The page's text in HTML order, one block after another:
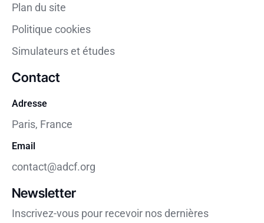
Plan du site
Politique cookies
Simulateurs et études
Contact
Adresse
Paris, France
Email
contact@adcf.org
Newsletter
Inscrivez-vous pour recevoir nos dernières